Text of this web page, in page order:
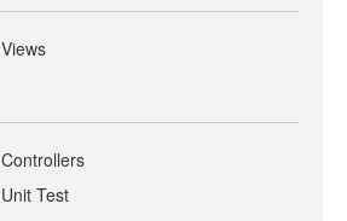
Views
Controllers
Unit Test